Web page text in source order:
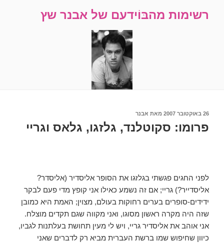
רשימות מהבּוֹידעם של אבנר שץ
פורסם
מאת אבנר
פרומו: סקוטלנד, גלזגו, גלאס וגריי
לפני החגים פגשתי בגלזגו את הסופר אליסדיר (אליסדר?
אליסדייר?) גריי; אם זה נשמע כאילו אני קופץ מדי פעם לבקר
ידידים-סופרים בערים רחוקות בעולם, מצוין; האמת היא כמובן
שזה היה מקרה ראשון מסוגו, ואני מקווה שגם תקדים מוצלח.
אני אוהב את אליסדיר גריי, ויש לי מעין תחושת בעלתנות לגביו,
כיוון שחיפוש שמו ברשת העברית מביא רק לדברים שאני